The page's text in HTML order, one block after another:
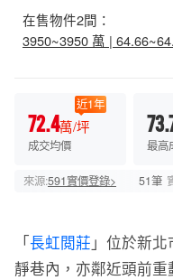
在售物件2間：
3950~3950 萬 |
72.4萬/坪
近1年
成交均價 最高
來源:591實價登錄> 51筆
「長虹閲莊 」位於新
靜巷內，亦鄰近頭前重